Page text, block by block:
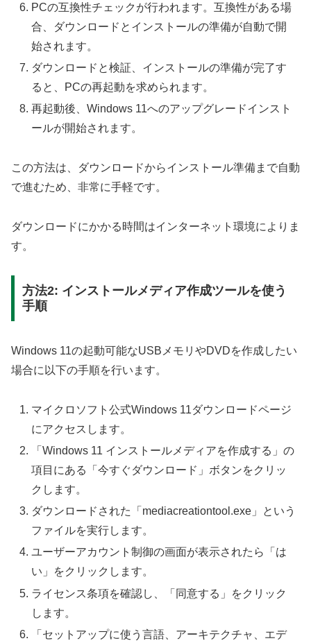
PCの互換性チェックが行われます。互換性がある場
合、ダウンロードとインストールの準備が自動で開
始されます。
ダウンロードと検証、インストールの準備が完了す
ると、PCの再起動を求められます。
再起動後、Windows 11へのアップグレードインスト
ールが開始されます。
この方法は、ダウンロードからインストール準備まで自動
で進むため、非常に手軽です。
ダウンロードにかかる時間はインターネット環境によりま
す。
方法2: インストールメディア作成ツールを使う
手順
Windows 11の起動可能なUSBメモリやDVDを作成したい
場合に以下の手順を行います。
マイクロソフト公式Windows 11ダウンロードページ
にアクセスします。
「Windows 11 インストールメディアを作成する」の
項目にある「今すぐダウンロード」ボタンをクリッ
クします。
ダウンロードされた「mediacreationtool.exe」という
ファイルを実行します。
ユーザーアカウント制御の画面が表示されたら「は
い」をクリックします。
ライセンス条項を確認し、「同意する」をクリック
します。
「セットアップに使う言語、アーキテクチャ、エデ